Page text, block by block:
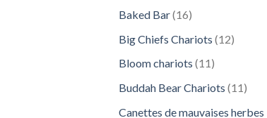
Baked Bar 1616
Big Chiefs Chariots 1212
Bloom chariots 1111
Buddah Bear Chariots 1111
Canettes de mauvaises herbes